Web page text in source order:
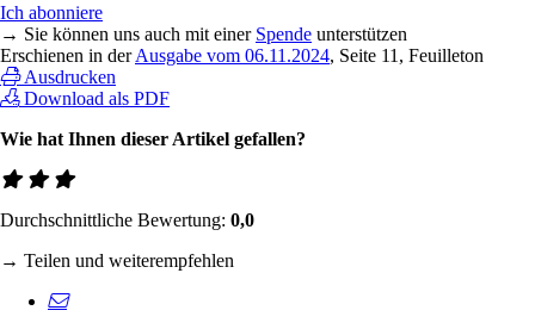
Ich abonniere
→ Sie können uns auch mit einer Spende unterstützen
Erschienen in derAusgabe vom 06.11.2024, Seite 11, Feuilleton
Ausdrucken
Download als PDF
Wie hat Ihnen dieser Artikel gefallen?
Durchschnittliche Bewertung: 0,0
→ Teilen und weiterempfehlen